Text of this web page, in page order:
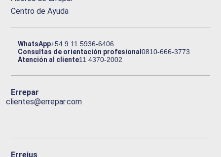
Centro de Ayuda
WhatsApp+54 9 11 5936-6406
Consultas de orientación profesional0810-666-3773
Atención al cliente11 4370-2002
Errepar
clientes@errepar.com
Erreius